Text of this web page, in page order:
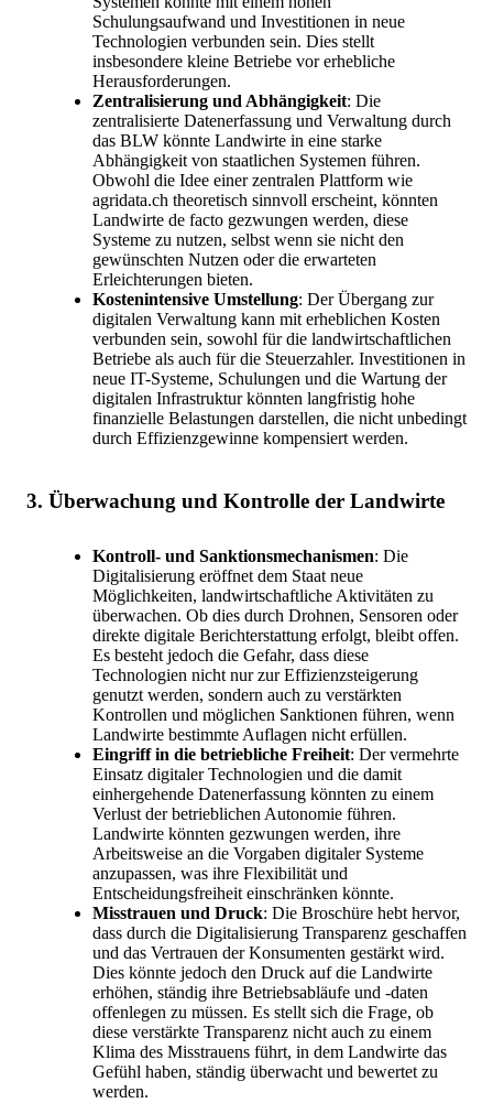
Schulungsaufwand und Investitionen in neue
Technologien verbunden sein. Dies stellt
insbesondere kleine Betriebe vor erhebliche
Herausforderungen.
Zentralisierung und Abhängigkeit: Die
zentralisierte Datenerfassung und Verwaltung durch
das BLW könnte Landwirte in eine starke
Abhängigkeit von staatlichen Systemen führen.
Obwohl die Idee einer zentralen Plattform wie
agridata.ch theoretisch sinnvoll erscheint, könnten
Landwirte de facto gezwungen werden, diese
Systeme zu nutzen, selbst wenn sie nicht den
gewünschten Nutzen oder die erwarteten
Erleichterungen bieten.
Kostenintensive Umstellung: Der Übergang zur
digitalen Verwaltung kann mit erheblichen Kosten
verbunden sein, sowohl für die landwirtschaftlichen
Betriebe als auch für die Steuerzahler. Investitionen in
neue IT-Systeme, Schulungen und die Wartung der
digitalen Infrastruktur könnten langfristig hohe
finanzielle Belastungen darstellen, die nicht unbedingt
durch Effizienzgewinne kompensiert werden.
3. Überwachung und Kontrolle der Landwirte
Kontroll- und Sanktionsmechanismen: Die
Digitalisierung eröffnet dem Staat neue
Möglichkeiten, landwirtschaftliche Aktivitäten zu
überwachen. Ob dies durch Drohnen, Sensoren oder
direkte digitale Berichterstattung erfolgt, bleibt offen.
Es besteht jedoch die Gefahr, dass diese
Technologien nicht nur zur Effizienzsteigerung
genutzt werden, sondern auch zu verstärkten
Kontrollen und möglichen Sanktionen führen, wenn
Landwirte bestimmte Auflagen nicht erfüllen.
Eingriff in die betriebliche Freiheit: Der vermehrte
Einsatz digitaler Technologien und die damit
einhergehende Datenerfassung könnten zu einem
Verlust der betrieblichen Autonomie führen.
Landwirte könnten gezwungen werden, ihre
Arbeitsweise an die Vorgaben digitaler Systeme
anzupassen, was ihre Flexibilität und
Entscheidungsfreiheit einschränken könnte.
Misstrauen und Druck: Die Broschüre hebt hervor,
dass durch die Digitalisierung Transparenz geschaffen
und das Vertrauen der Konsumenten gestärkt wird.
Dies könnte jedoch den Druck auf die Landwirte
erhöhen, ständig ihre Betriebsabläufe und -daten
offenlegen zu müssen. Es stellt sich die Frage, ob
diese verstärkte Transparenz nicht auch zu einem
Klima des Misstrauens führt, in dem Landwirte das
Gefühl haben, ständig überwacht und bewertet zu
werden.